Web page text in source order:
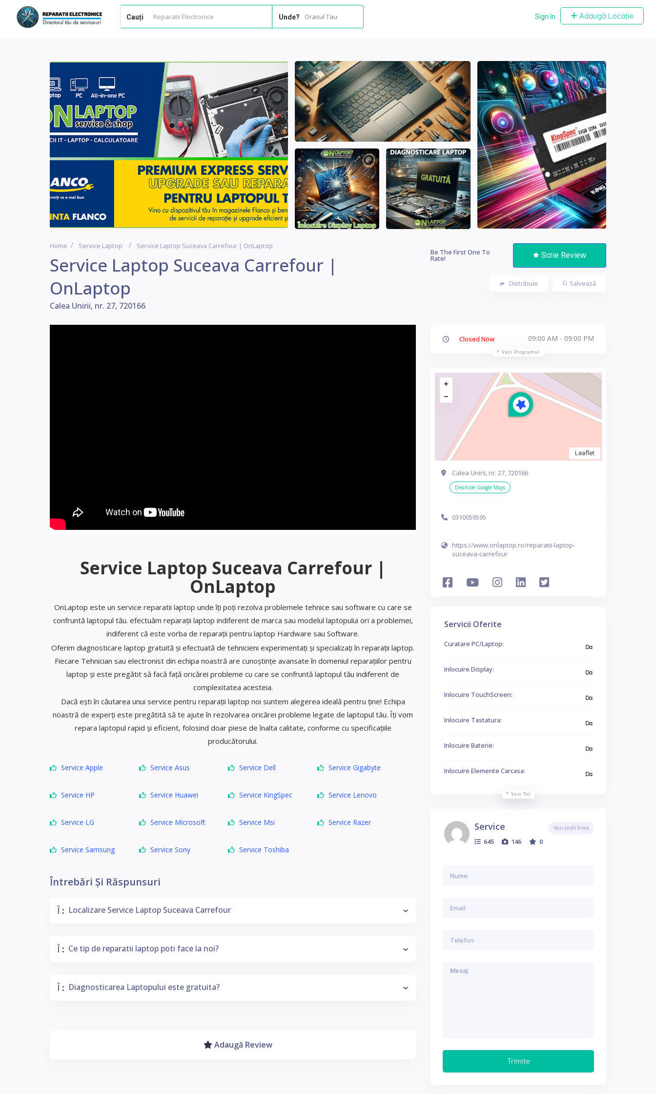
Cauți Unde? Orasul Tau Sign In Adaugă Locație
Home Service Laptop Service Laptop Suceava Carrefour | OnLaptop
Service Laptop Suceava Carrefour |
OnLaptop
Calea Unirii, nr. 27, 720166
Be The First One To
Rate! Scrie Review
Salvează
Distribuie
Service Laptop Suceava Carrefour |
OnLaptop
OnLaptop este un service reparatii laptop unde îți poți rezolva problemele tehnice sau software cu care se
confruntă laptopul tău. efectuăm reparații laptop indiferent de marca sau modelul laptopului ori a problemei,
indiferent că este vorba de reparații pentru laptop Hardware sau Software.
Oferim diagnosticare laptop gratuită și efectuată de tehnicieni experimentați și specializați în reparații laptop.
Fiecare Tehnician sau electronist din echipa noastră are cunoștințe avansate în domeniul reparațiilor pentru
laptop și este pregătit să facă față oricărei probleme cu care se confruntă laptopul tău indiferent de
complexitatea acesteia.
Dacă ești în căutarea unui service pentru reparații laptop noi suntem alegerea ideală pentru ține! Echipa
noastră de experți este pregătită să te ajute în rezolvarea oricărei probleme legate de laptopul tău. Îți vom
repara laptopul rapid și eficient, folosind doar piese de înalta calitate, conforme cu specificațiile
producătorului.
Service Apple Service Asus Service Dell Service Gigabyte
Service HP Service Huawei Service KingSpec Service Lenovo
Service LG Service Microsoft Service Msi Service Razer
Service Samsung Service Sony Service Toshiba
Întrebări Și Răspunsuri
Î : Localizare Service Laptop Suceava Carrefour
Fara programare:
Î : Ce tip de reparatii laptop poti face la noi?
Î : Diagnosticarea Laptopului este gratuita?
Adaugă Review
Closed Now 09:00 AM - 09:00 PM
Vezi Programul
Leaflet
Calea Unirii, nr. 27, 720166
Deschide Google Maps
0310059595
https://www.onlaptop.ro/reparatii-laptop-
suceava-carrefour
Servicii Oferite
Curatare PC/Laptop: Da
Inlocuire Display: Da
Inlocuire TouchScreen: Da
Inlocuire Tastatura: Da
Inlocuire Baterie: Da
Inlocuire Elemente Carcasa: Da
Vezi Tot
Service
645 146 0
Vezi profil firmă